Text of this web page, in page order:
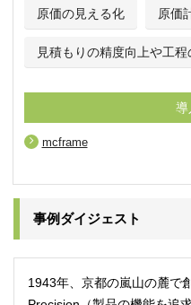
原価の見える化 原価
見積もりの精度向上や工程
導
mcframe
事例ダイジェスト
1943年、京都の嵐山の麓で